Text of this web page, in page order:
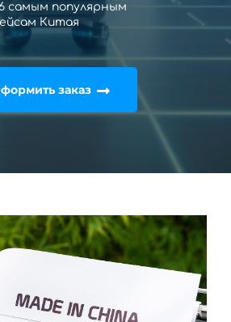
самым популярным
Китая
заказ